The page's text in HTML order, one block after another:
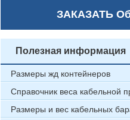
ЗАКАЗАТЬ
Полезная информация
Размеры жд контейнеров
Справочник веса кабельной
Размеры и вес кабельных